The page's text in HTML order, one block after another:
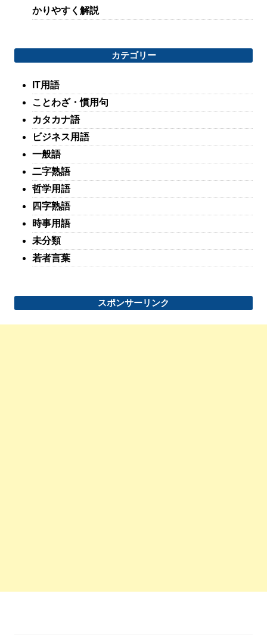
かりやすく解説
カテゴリー
IT用語
ことわざ・慣用句
カタカナ語
ビジネス用語
一般語
二字熟語
哲学用語
四字熟語
時事用語
未分類
若者言葉
スポンサーリンク